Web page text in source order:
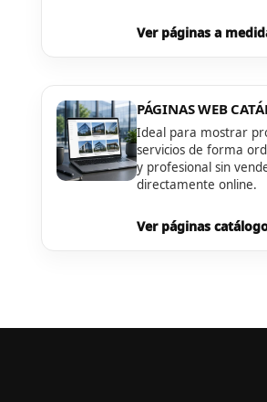
Ver páginas a
PÁGINAS WEB
Ideal para mostrar
servicios de forma
y profesional sin
directamente online.
Ver páginas